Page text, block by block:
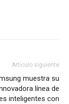
Artículo siguiente
muestra su
línea de
inteligentes con